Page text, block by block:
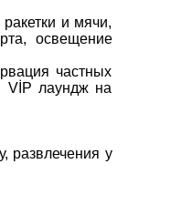
и мячи,
освещение
частных
VİP лаундж на
развлечения у